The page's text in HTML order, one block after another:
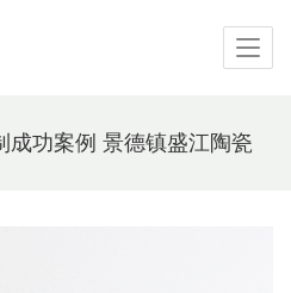
成功案例 景德镇盛江陶瓷